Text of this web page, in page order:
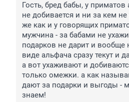
Гость, бред бабы, у
не добивается и ни за кем не
же как и у говорящих
мужчина - за бабами не
подарков не дарит и вообще
виде альфача сразу текут и
а вот ухаживают и
только омежки. а как
дают за подарки и выгоды -
знаем!